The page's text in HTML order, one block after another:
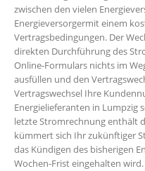
zwischen den vielen
Energieversorgermit einem
Vertragsbedingungen. Der
direkten Durchführung des
Online-Formulars nichts im
ausfüllen und den
Vertragswechsel Ihre
Energielieferanten in Lumpzig
letzte Stromrechnung enthält
kümmert sich Ihr zukünftiger
das Kündigen des bisherigen
Wochen-Frist eingehalten wird.